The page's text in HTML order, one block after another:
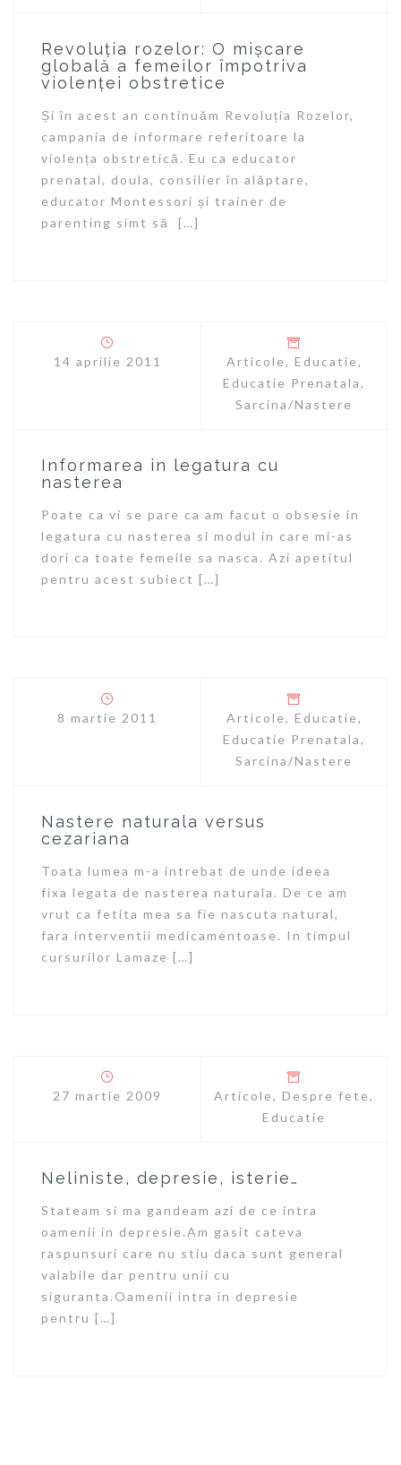
Revoluția rozelor: O mișcare
globală a femeilor împotriva
violenței obstretice
Și în acest an continuăm Revoluția Rozelor,
campania de informare referitoare la
violența obstretică. Eu ca educator
prenatal, doula, consilier în alăptare,
educator Montessori și trainer de
parenting simt să […]
14 aprilie 2011 Articole, Educatie,
Educatie Prenatala,
Sarcina/Nastere
Informarea in legatura cu
nasterea
Poate ca vi se pare ca am facut o obsesie in
legatura cu nasterea si modul in care mi-as
dori ca toate femeile sa nasca. Azi apetitul
pentru acest subiect […]
8 martie 2011 Articole, Educatie,
Educatie Prenatala,
Sarcina/Nastere
Nastere naturala versus
cezariana
Toata lumea m-a intrebat de unde ideea
fixa legata de nasterea naturala. De ce am
vrut ca fetita mea sa fie nascuta natural,
fara interventii medicamentoase. In timpul
cursurilor Lamaze […]
27 martie 2009 Articole, Despre fete,
Educatie
Neliniste, depresie, isterie…
Stateam si ma gandeam azi de ce intra
oamenii in depresie.Am gasit cateva
raspunsuri care nu stiu daca sunt general
valabile dar pentru unii cu
siguranta.Oamenii intra in depresie
pentru […]